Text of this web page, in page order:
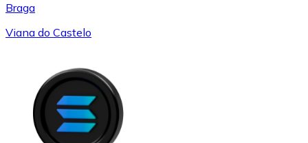
Braga
Viana do Castelo